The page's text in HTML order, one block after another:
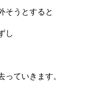
そうとすると
し
ていきます。